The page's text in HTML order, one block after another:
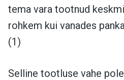
tema vara tootnud
rohkem kui vanades
(1)
Selline tootluse vahe